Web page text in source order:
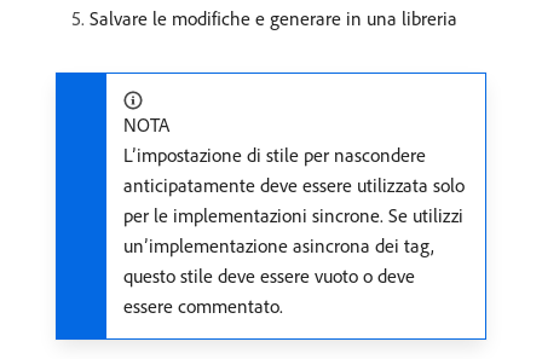
Salvare le modifiche e generare in una libreria
NOTA
L’impostazione di stile per nascondere
anticipatamente deve essere utilizzata solo
per le implementazioni sincrone. Se utilizzi
un’implementazione asincrona dei tag,
questo stile deve essere vuoto o deve
essere commentato.